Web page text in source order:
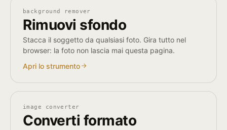
background remover
Rimuovi sfondo
Stacca il soggetto da qualsiasi foto. Gira tutto nel
browser: la foto non lascia mai questa pagina.
Apri lo strumento
image converter
Converti formato